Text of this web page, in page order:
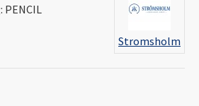
PENCIL
Stromsholm